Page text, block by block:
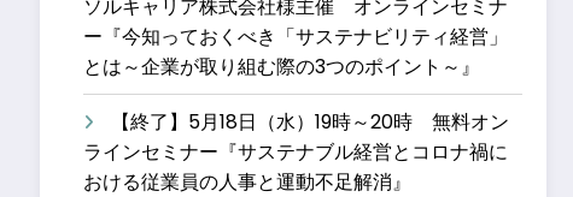
ソルキャリア株式会社様主催 オンラインセミナ
ー『今知っておくべき「サステナビリティ経営」
とは～企業が取り組む際の3つのポイント～』
【終了】5月18日（水）19時～20時 無料オン
ラインセミナー『サステナブル経営とコロナ禍に
おける従業員の人事と運動不足解消』